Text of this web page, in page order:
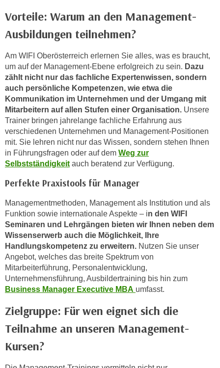
Vorteile: Warum an den Management-
Ausbildungen teilnehmen?
Am WIFI Oberösterreich erlernen Sie alles, was es braucht,
um auf der Management-Ebene erfolgreich zu sein. Dazu
zählt nicht nur das fachliche Expertenwissen, sondern
auch persönliche Kompetenzen, wie etwa die
Kommunikation im Unternehmen und der Umgang mit
Mitarbeitern auf allen Stufen einer Organisation. Unsere
Trainer bringen jahrelange fachliche Erfahrung aus
verschiedenen Unternehmen und Management-Positionen
mit. Sie lehren nicht nur das Wissen, sondern stehen Ihnen
in Führungsfragen oder auf dem Weg zur
Selbstständigkeit auch beratend zur Verfügung.
Perfekte Praxistools für Manager
Managementmethoden, Management als Institution und als
Funktion sowie internationale Aspekte – in den WIFI
Seminaren und Lehrgängen bieten wir Ihnen neben dem
Wissenserwerb auch die Möglichkeit, Ihre
Handlungskompetenz zu erweitern. Nutzen Sie unser
Angebot, welches das breite Spektrum von
Mitarbeiterführung, Personalentwicklung,
Unternehmensführung, Ausbildertraining bis hin zum
Business Manager Executive MBA umfasst.
Zielgruppe: Für wen eignet sich die
Teilnahme an unseren Management-
Kursen?
c
e
S
i
a
u
f
"
E
i
n
e
l
l
u
n
g
e
n
"
u
n
u